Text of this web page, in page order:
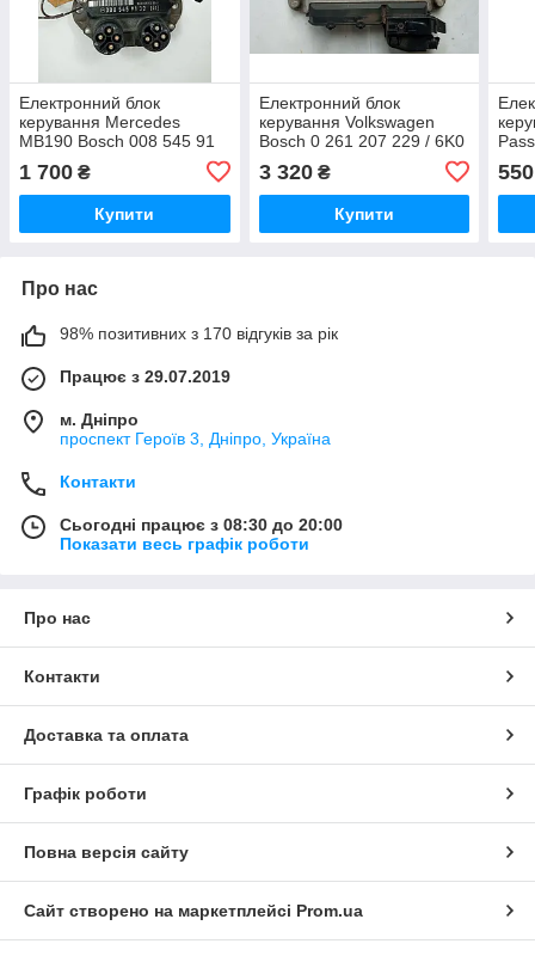
Електронний блок
керування Mercedes
MB190 Bosch 008 545 91
32 (07) / 0085459132(07) /
0 227 400 677 /
0227400677
1 700 ₴
Купити
Електронний блок
керування Volkswagen
Bosch 0 261 207 229 / 6K0
3 320₴
Купити
009
550
Про нас
98% позитивних з 170 відгуків за рік
Працює з 29.07.2019
м. Дніпро
проспект Героїв 3, Дніпро, Україна
Контакти
Сьогодні працює з 08:30 до 20:00
Показати весь графік роботи
Про нас
Контакти
Доставка та оплата
Графік роботи
Повна версія сайту
Сайт створено на маркетплейсі Prom.ua